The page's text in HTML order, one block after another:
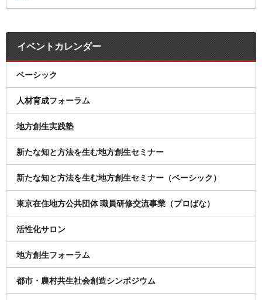
イベントカレンダー
ベーシック
人材育成フォーラム
地方創生実践塾
新たな知と方法を生む地方創生セミナー
新たな知と方法を生む地方創生セミナー（ベーシック）
東京在住地方公共団体 職員研修交流事業（プロばな）
活性化サロン
地方創生フォーラム
都市・農村共生社会創造シンポジウム